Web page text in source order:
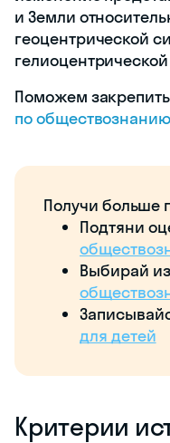
и Земли
геоцентрической
Поможем
по обществознанию
Получи больше
Подтяни
Выбирай
для детей
Критерии